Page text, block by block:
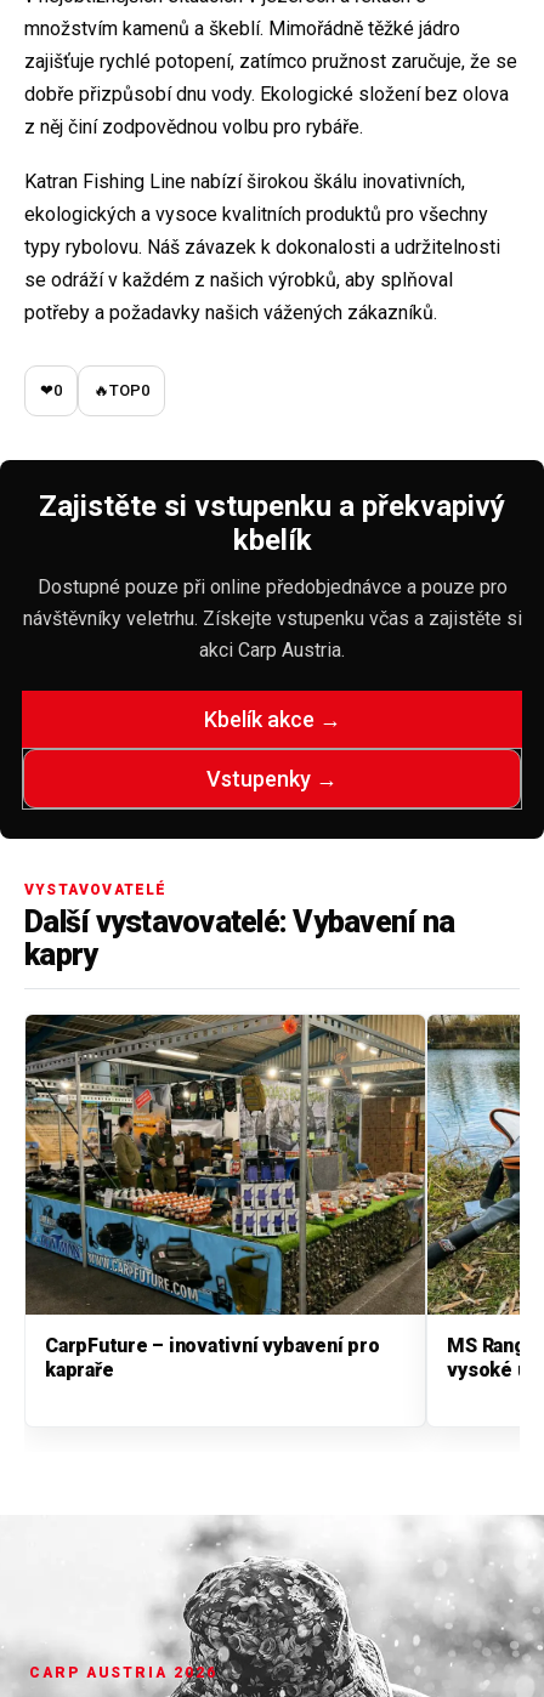
množstvím kamenů a škeblí. Mimořádně těžké jádro
zajišťuje rychlé potopení, zatímco pružnost zaručuje, že se
dobře přizpůsobí dnu vody. Ekologické složení bez olova
z něj činí zodpovědnou volbu pro rybáře.
Katran Fishing Line nabízí širokou škálu inovativních,
ekologických a vysoce kvalitních produktů pro všechny
typy rybolovu. Náš závazek k dokonalosti a udržitelnosti
se odráží v každém z našich výrobků, aby splňoval
potřeby a požadavky našich vážených zákazníků.
❤0 🔥TOP0
Zajistěte si vstupenku a překvapivý
kbelík
Dostupné pouze při online předobjednávce a pouze pro
návštěvníky veletrhu. Získejte vstupenku včas a zajistěte si
akci Carp Austria.
Kbelík akce →
Vstupenky →
VYSTAVOVATELÉ
Další vystavovatelé: Vybavení na
kapry
CarpFuture – inovativní vybavení pro
kapraře
MS
vysoké
CARP AUSTRIA 2026